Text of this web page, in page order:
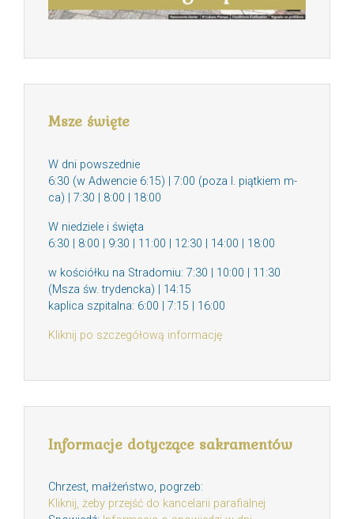
Msze święte
W dni powszednie
6:30 (w Adwencie 6:15) | 7:00 (poza I. piątkiem m-
ca) | 7:30 | 8:00 | 18:00
W niedziele i święta
6:30 | 8:00 | 9:30 | 11:00 | 12:30 | 14:00 | 18:00
w kościółku na Stradomiu: 7:30 | 10:00 | 11:30
(Msza św. trydencka) | 14:15
kaplica szpitalna: 6:00 | 7:15 | 16:00
Kliknij po szczegółową informację
Informacje dotyczące sakramentów
Chrzest, małżeństwo, pogrzeb:
Kliknij, żeby przejść do kancelarii parafialnej